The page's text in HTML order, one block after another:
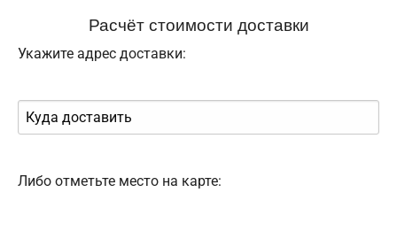
Расчёт стоимости доставки
Укажите адрес доставки:
Либо отметьте место на карте: